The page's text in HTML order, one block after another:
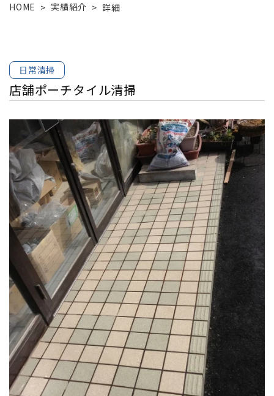
HOME > 実績紹介 > 詳細
日常清掃
店舗ポーチタイル清掃